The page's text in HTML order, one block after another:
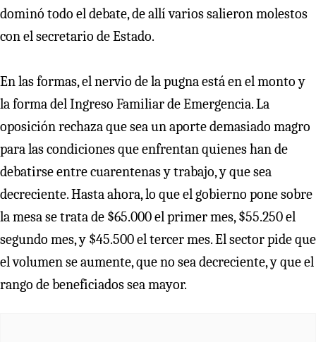
dominó todo el debate, de allí varios salieron molestos
con el secretario de Estado.
En las formas, el nervio de la pugna está en el monto y
la forma del Ingreso Familiar de Emergencia. La
oposición rechaza que sea un aporte demasiado magro
para las condiciones que enfrentan quienes han de
debatirse entre cuarentenas y trabajo, y que sea
decreciente. Hasta ahora, lo que el gobierno pone sobre
la mesa se trata de $65.000 el primer mes, $55.250 el
segundo mes, y $45.500 el tercer mes. El sector pide que
el volumen se aumente, que no sea decreciente, y que el
rango de beneficiados sea mayor.